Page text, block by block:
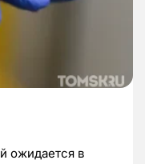
ожидается в